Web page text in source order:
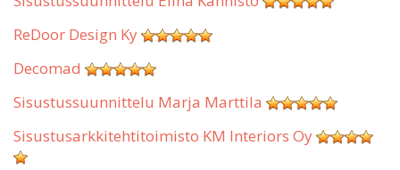
ReDoor Design Ky
Decomad
Sisustussuunnittelu Marja Marttila
Sisustusarkkitehtitoimisto KM Interiors Oy